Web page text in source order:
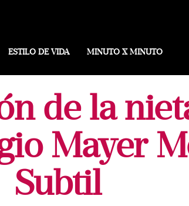
ESTILO DE VIDA MINUTO X MINUTO
de la
Mayer
Subtil